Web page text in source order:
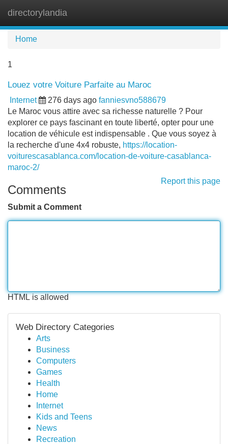
directorylandia
Home
1
Louez votre Voiture Parfaite au Maroc
Internet 276 days ago fanniesvno588679
Le Maroc vous attire avec sa richesse naturelle ? Pour
explorer ce pays fascinant en toute liberté, opter pour une
location de véhicule est indispensable . Que vous soyez à
la recherche d'une 4x4 robuste, https://location-
voiturescasablanca.com/location-de-voiture-casablanca-
maroc-2/
Report this page
Comments
Submit a Comment
HTML is allowed
Web Directory Categories
Arts
Business
Computers
Games
Health
Home
Internet
Kids and Teens
News
Recreation